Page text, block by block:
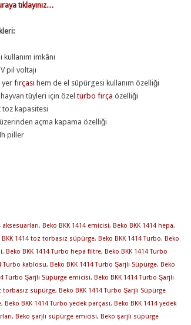
tıklayınız…
kullanım imkânı
pil voltajı
yer fırçası hem de el süpürgesi kullanım özelliği
hayvan tüyleri için özelturbo fırça özelliği
toz kapasitesi
üzerinden açma kapama özelliği
piller
aksesuarları, Beko BKK 1414 emicisi, Beko BKK 1414 hepa,
BKK 1414 toz torbasız süpürge, Beko BKK 1414 Turbo, Beko
, Beko BKK 1414 Turbo hepa filtre, Beko BKK 1414 Turbo
Turbo kablosu, Beko BKK 1414 Turbo Şarjlı Süpürge, Beko
Turbo Şarjlı Süpürge emicisi, Beko BKK 1414 Turbo Şarjlı
torbasız süpürge, Beko BKK 1414 Turbo Şarjlı Süpürge
, Beko BKK 1414 Turbo yedek parçası, Beko BKK 1414 yedek
, Beko şarjlı süpürge emicisi, Beko şarjlı süpürge